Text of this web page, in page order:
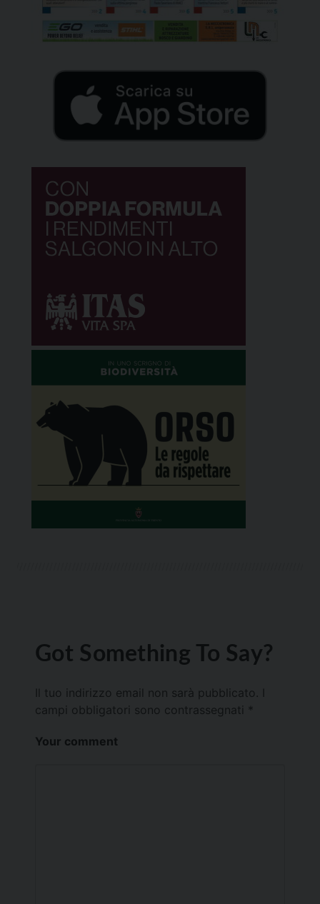
Got Something To Say?
Il tuo indirizzo email non sarà pubblicato.
campi obbligatori sono contrassegnati *
Your comment